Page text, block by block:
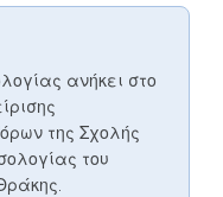
ανήκει στο
της Σχολής
του